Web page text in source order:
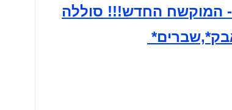
מצלמה סמסונג עם תכנוליגיה חדשה Isocell 50+13 מ"פ!! BLACKVIEW BV8100 - המוקשח החדש!!! סוללה